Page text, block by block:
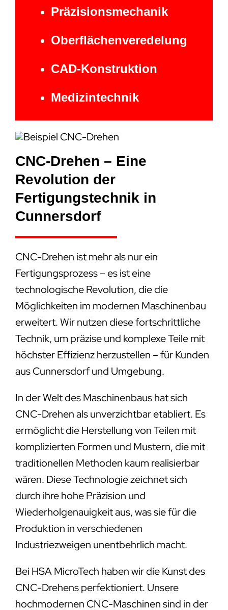
Präzisionsmechanik
Oberflächenveredelung
CAD-Konstruktion
Medizintechnik
CNC-Drehen – Eine
Revolution der
Fertigungstechnik in
Cunnersdorf
CNC-Drehen ist mehr als nur ein
Fertigungsprozess – es ist eine
technologische Revolution, die die
Möglichkeiten im modernen Maschinenbau
erweitert. Wir nutzen diese fortschrittliche
Technik, um präzise und komplexe Teile mit
höchster Effizienz herzustellen – für Kunden
aus Cunnersdorf und Umgebung.
In der Welt des Maschinenbaus hat sich
CNC-Drehen als unverzichtbar etabliert. Es
ermöglicht die Herstellung von Teilen mit
komplizierten Formen und Mustern, die mit
traditionellen Methoden kaum realisierbar
wären. Diese Technologie zeichnet sich
durch ihre hohe Präzision und
Wiederholgenauigkeit aus, was sie für die
Produktion in verschiedenen
Industriezweigen unentbehrlich macht.
Bei HSA MicroTech haben wir die Kunst des
CNC-Drehens perfektioniert. Unsere
hochmodernen CNC-Maschinen sind in der